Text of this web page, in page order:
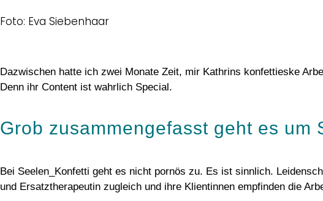
Foto: Eva Siebenhaar
Dazwischen hatte ich zwei Monate Zeit, mir Kathrins konfettieske
Denn ihr Content ist wahrlich Special.
Grob zusammengefasst geht es um
Bei Seelen_Konfetti geht es nicht pornös zu. Es ist sinnlich.
und Ersatztherapeutin zugleich und ihre Klientinnen empfinden die